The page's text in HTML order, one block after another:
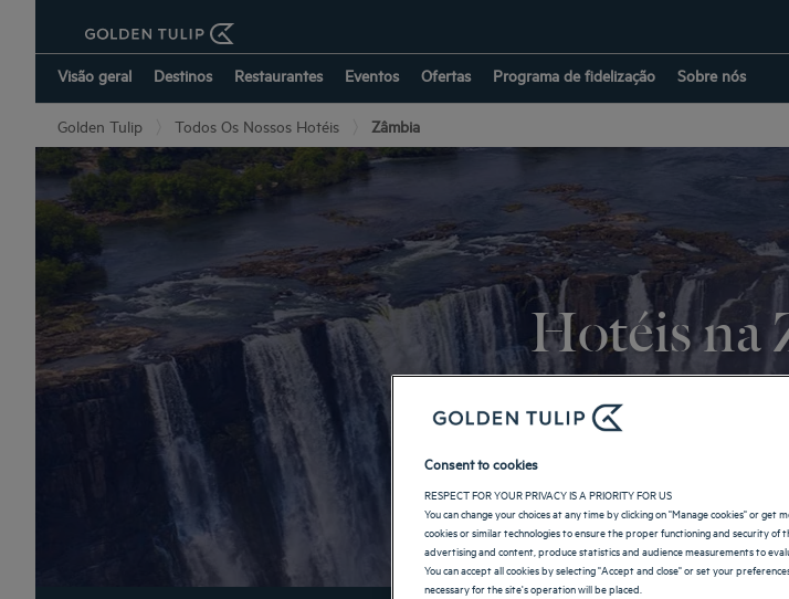
Visão geral Destinos Restaurantes Eventos Ofertas Programa de fidelização Sobre nós
Golden Tulip Todos Os Nossos Hotéis Zâmbia
Hotéis na
Consent to cookies
RESPECT FOR YOUR PRIVACY IS A PRIORITY FOR US
You can change your choices at any time by clicking on "Manage cookies" or get
cookies or similar technologies to ensure the proper functioning and security
advertising and content, produce statistics and audience measurements to
You can accept all cookies by selecting "Accept and close" or set your
necessary for the site's operation will be placed.